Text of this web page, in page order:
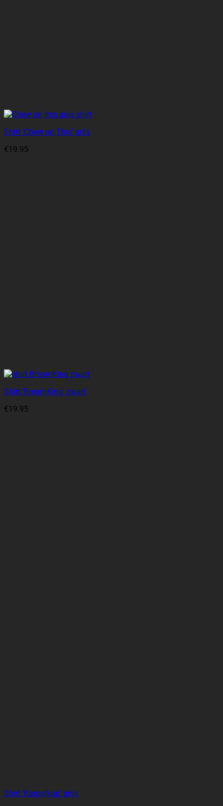
Shirt ‘Chew on This’ grijs
€19.95
Shirt ‘BreamKing’ zwart
€19.95